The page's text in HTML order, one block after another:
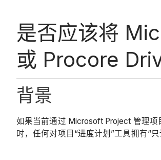
是否应该将
或 Procore
背景
如果当前通过 Microsoft Project 管理
时，任何对项目“进度计划”工具拥有“